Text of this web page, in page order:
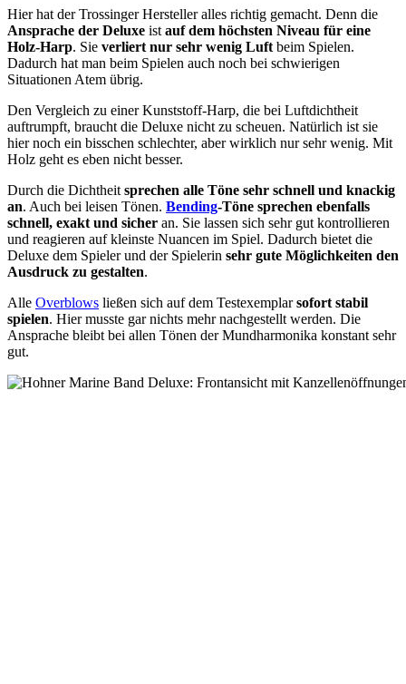
Hier hat der Trossinger Hersteller alles richtig gemacht. Denn die
Ansprache der Deluxe ist auf dem höchsten Niveau für eine
Holz-Harp. Sie verliert nur sehr wenig Luft beim Spielen.
Dadurch hat man beim Spielen auch noch bei schwierigen
Situationen Atem übrig.
Den Vergleich zu einer Kunststoff-Harp, die bei Luftdichtheit
auftrumpft, braucht die Deluxe nicht zu scheuen. Natürlich ist sie
hier noch ein bisschen schlechter, aber wirklich nur sehr wenig. Mit
Holz geht es eben nicht besser.
Durch die Dichtheit sprechen alle Töne sehr schnell und knackig
an. Auch bei leisen Tönen. Bending-Töne sprechen ebenfalls
schnell, exakt und sicher an. Sie lassen sich sehr gut kontrollieren
und reagieren auf kleinste Nuancen im Spiel. Dadurch bietet die
Deluxe dem Spieler und der Spielerin sehr gute Möglichkeiten den
Ausdruck zu gestalten.
Alle Overblows ließen sich auf dem Testexemplarsofort stabil
spielen. Hier musste gar nichts mehr nachgestellt werden. Die
Ansprache bleibt bei allen Tönen der Mundharmonika konstant sehr
gut.